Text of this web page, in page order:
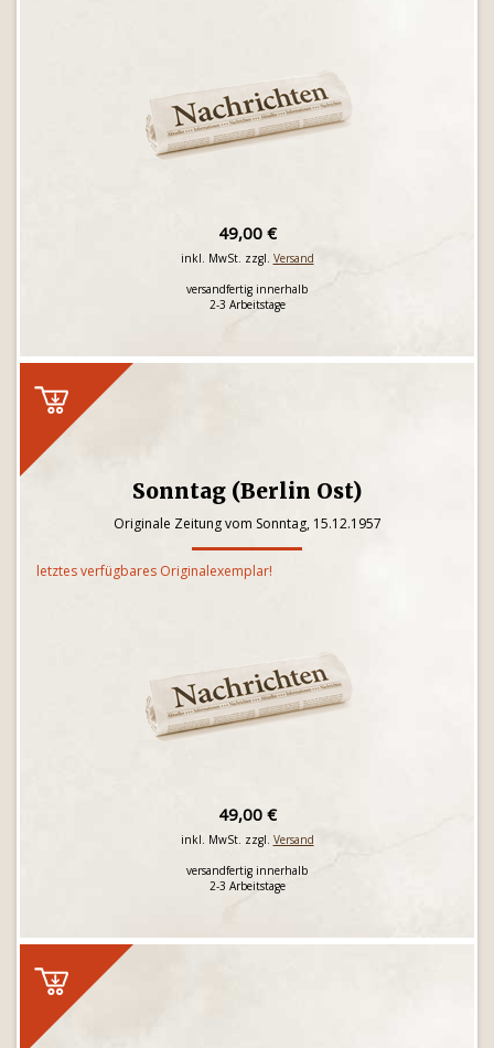
49,00 €
inkl. MwSt. zzgl. Versand
versandfertig innerhalb
2-3 Arbeitstage
Sonntag (Berlin Ost)
Originale Zeitung vom Sonntag, 15.12.1957
letztes verfügbares Originalexemplar!
49,00 €
inkl. MwSt. zzgl. Versand
versandfertig innerhalb
2-3 Arbeitstage